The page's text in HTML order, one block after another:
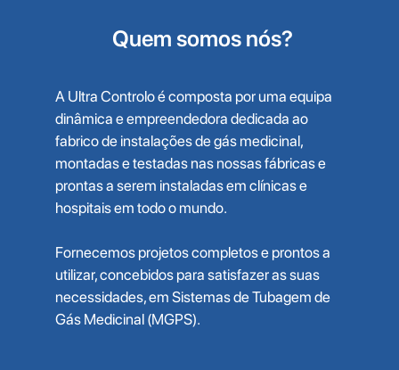
Quem somos nós?
A Ultra Controlo é composta por uma equipa
dinâmica e empreendedora dedicada ao
fabrico de instalações de gás medicinal,
montadas e testadas nas nossas fábricas e
prontas a serem instaladas em clínicas e
hospitais em todo o mundo.
Fornecemos projetos completos e prontos a
utilizar, concebidos para satisfazer as suas
necessidades, em Sistemas de Tubagem de
Gás Medicinal (MGPS).